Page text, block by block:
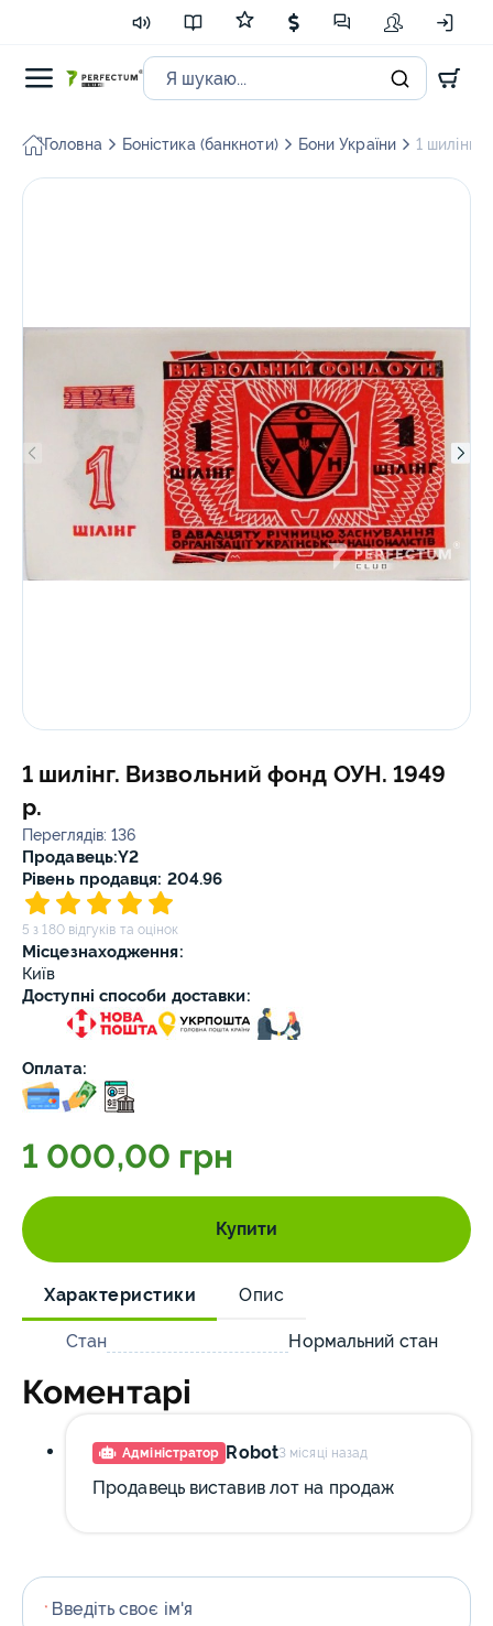
Головна Боністика (банкноти) Бони України 1 шилінг.
1 шилінг. Визвольний фонд ОУН. 1949
р.
Переглядів: 136
Продавець:Y2
Рівень продавця: 204.96
5 з 180 відгуків та оцінок
Місцезнаходження:
Київ
Доступні способи доставки:
Оплата:
1 000,00 грн
Купити
Характеристики Опис
Стан Нормальний стан
Коментарі
Адміністратор Robot3 місяці назад
Продавець виставив лот на продаж
* Введіть своє ім'я